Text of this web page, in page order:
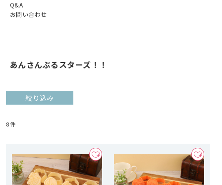
Q&A
お問い合わせ
あんさんぶるスターズ！！
絞り込み
8件